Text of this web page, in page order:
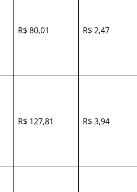
R$ 80,01 R$ 2,47
R$ 127,81 R$ 3,94